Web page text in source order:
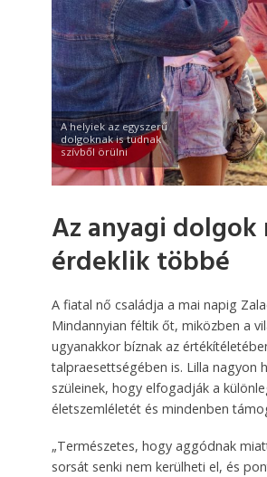
A helyiek az egyszerű
dolgoknak is tudnak
szívből örülni
Az anyagi dolgok
érdeklik többé
A fiatal nő családja a mai napig
Mindannyian féltik őt, miközben a
ugyanakkor bíznak az
talpraesettségében is. Lilla nagyon
szüleinek, hogy elfogadják a
életszemléletét és mindenben
„Természetes, hogy aggódnak
sorsát senki nem kerülheti el, és